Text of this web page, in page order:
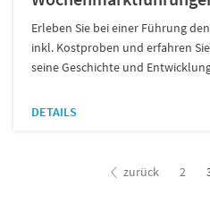
Erleben Sie bei einer Führung
inkl. Kostproben und erfahren
seine Geschichte und
DETAILS
zurück 2